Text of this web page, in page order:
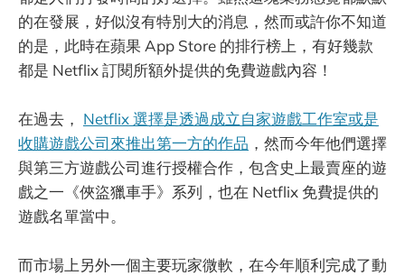
的在發展，好似沒有特別大的消息，然而或許你不知道
的是，此時在蘋果 App Store 的排行榜上，有好幾款
都是 Netflix 訂閱所額外提供的免費遊戲內容！
在過去， Netflix 選擇是透過成立自家遊戲工作室或是
收購遊戲公司來推出第一方的作品 ，然而今年他們選擇
與第三方遊戲公司進行授權合作，包含史上最賣座的遊
戲之一《俠盜獵車手》系列，也在 Netflix 免費提供的
遊戲名單當中。
而市場上另外一個主要玩家微軟，在今年順利完成了動